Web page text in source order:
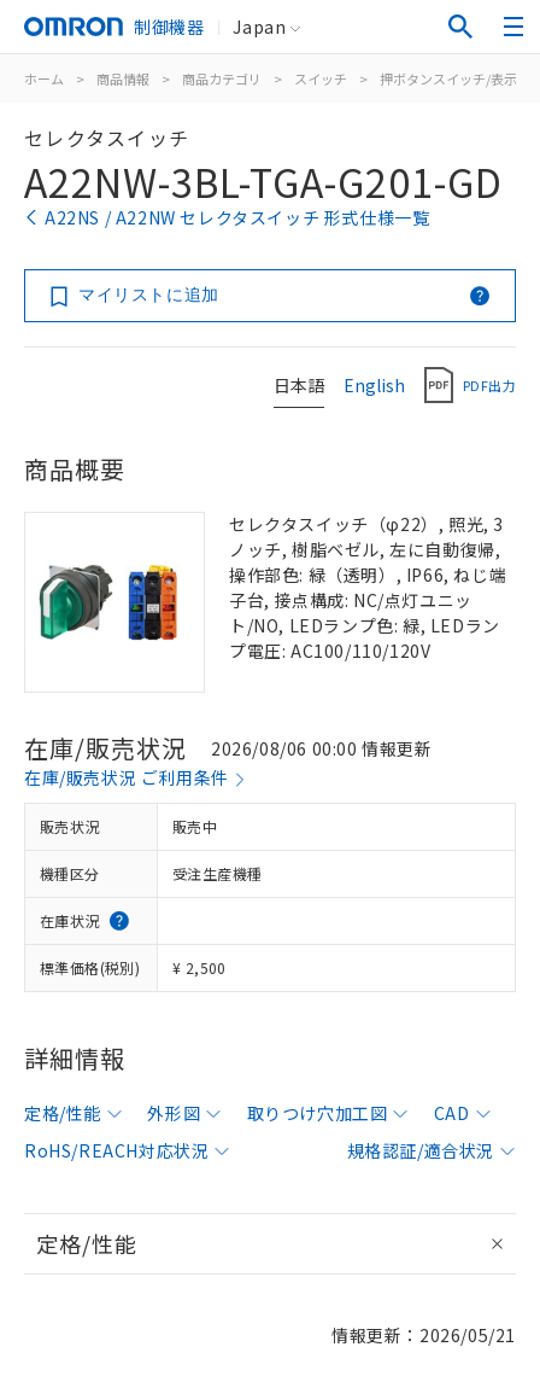
制御機器 Japan
ホーム > 商品情報 > 商品カテゴリ > スイッチ > 押ボタンスイッチ/表示灯
セレクタスイッチ
A22NW-3BL-TGA-G201-GD
A22NS / A22NW セレクタスイッチ 形式仕様一覧
マイリストに追加
日本語 English PDF出力
商品概要
セレクタスイッチ（φ22）, 照光, 3
ノッチ, 樹脂ベゼル, 左に自動復帰,
操作部色: 緑（透明）, IP66, ねじ端
子台, 接点構成: NC/点灯ユニッ
ト/NO, LEDランプ色: 緑, LEDラン
プ電圧: AC100/110/120V
在庫/販売状況
2026/08/06 00:00 情報更新
在庫/販売状況 ご利用条件
販売状況 販売中
機種区分 受注生産機種
在庫状況
標準価格(税別) ¥ 2,500
詳細情報
定格/性能 外形図 取りつけ穴加工図
CAD
RoHS/REACH対応状況
規格認証/適合状況
定格/性能
情報更新：2026/05/21